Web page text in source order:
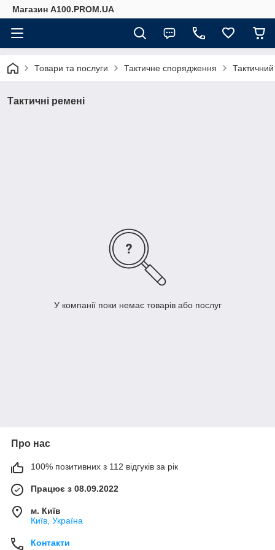
Магазин A100.PROM.UA
Товари та послуги Тактичне спорядження
Тактичні ремені
У компанії поки немає товарів або послуг
Про нас
100% позитивних з 112 відгуків за рік
Працює з 08.09.2022
м. Київ
Київ, Україна
Контакти